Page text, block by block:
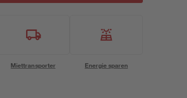
Miettransporter Energie sparen